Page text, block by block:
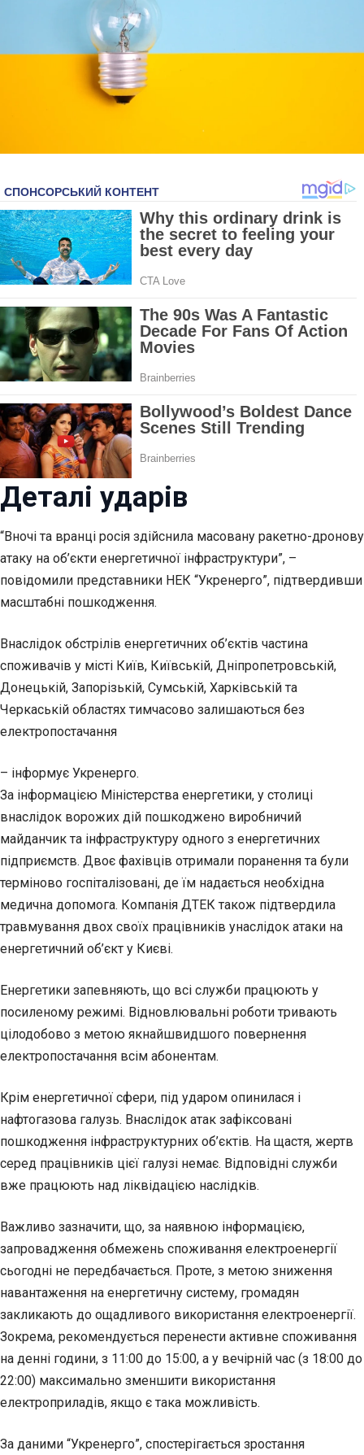
Деталі ударів
“Вночі та вранці росія здійснила масовану ракетно-дронову
атаку на об’єкти енергетичної інфраструктури”, –
повідомили представники НЕК “Укренерго”, підтвердивши
масштабні пошкодження.
Внаслідок обстрілів енергетичних об’єктів частина
споживачів у місті Київ, Київській, Дніпропетровській,
Донецькій, Запорізькій, Сумській, Харківській та
Черкаській областях тимчасово залишаються без
електропостачання
– інформує Укренерго.
За інформацією Міністерства енергетики, у столиці
внаслідок ворожих дій пошкоджено виробничий
майданчик та інфраструктуру одного з енергетичних
підприємств. Двоє фахівців отримали поранення та були
терміново госпіталізовані, де їм надається необхідна
медична допомога. Компанія ДТЕК також підтвердила
травмування двох своїх працівників унаслідок атаки на
енергетичний об’єкт у Києві.
Енергетики запевняють, що всі служби працюють у
посиленому режимі. Відновлювальні роботи тривають
цілодобово з метою якнайшвидшого повернення
електропостачання всім абонентам.
Крім енергетичної сфери, під ударом опинилася і
нафтогазова галузь. Внаслідок атак зафіксовані
пошкодження інфраструктурних об’єктів. На щастя, жертв
серед працівників цієї галузі немає. Відповідні служби
вже працюють над ліквідацією наслідків.
Важливо зазначити, що, за наявною інформацією,
запровадження обмежень споживання електроенергії
сьогодні не передбачається. Проте, з метою зниження
навантаження на енергетичну систему, громадян
закликають до ощадливого використання електроенергії.
Зокрема, рекомендується перенести активне споживання
на денні години, з 11:00 до 15:00, а у вечірній час (з 18:00 до
22:00) максимально зменшити використання
електроприладів, якщо є така можливість.
За даними “Укренерго”, спостерігається зростання